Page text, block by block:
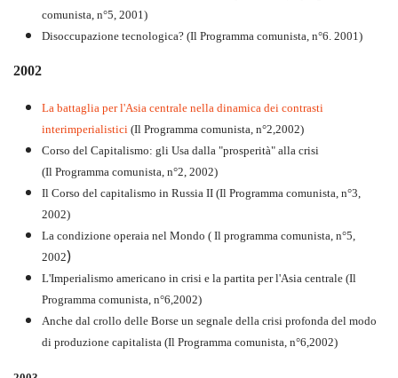
comunista, n°5, 2001)
Disoccupazione tecnologica? (Il Programma comunista, n°6. 2001)
2002
La battaglia per l'Asia centrale nella dinamica dei contrasti
interimperialistici (Il Programma comunista, n°2,2002)
Corso del Capitalismo: gli Usa dalla "prosperità" alla crisi
(Il Programma comunista, n°2, 2002)
Il Corso del capitalismo in Russia II (Il Programma comunista, n°3,
2002)
La condizione operaia nel Mondo ( Il programma comunista, n°5,
2002)
L'Imperialismo americano in crisi e la partita per l'Asia centrale (Il
Programma comunista, n°6,2002)
Anche dal crollo delle Borse un segnale della crisi profonda del modo
di produzione capitalista (Il Programma comunista, n°6,2002)